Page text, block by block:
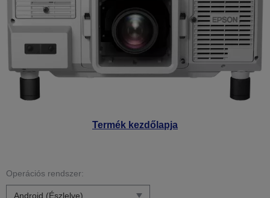
Termék kezdőlapja
Operációs rendszer: